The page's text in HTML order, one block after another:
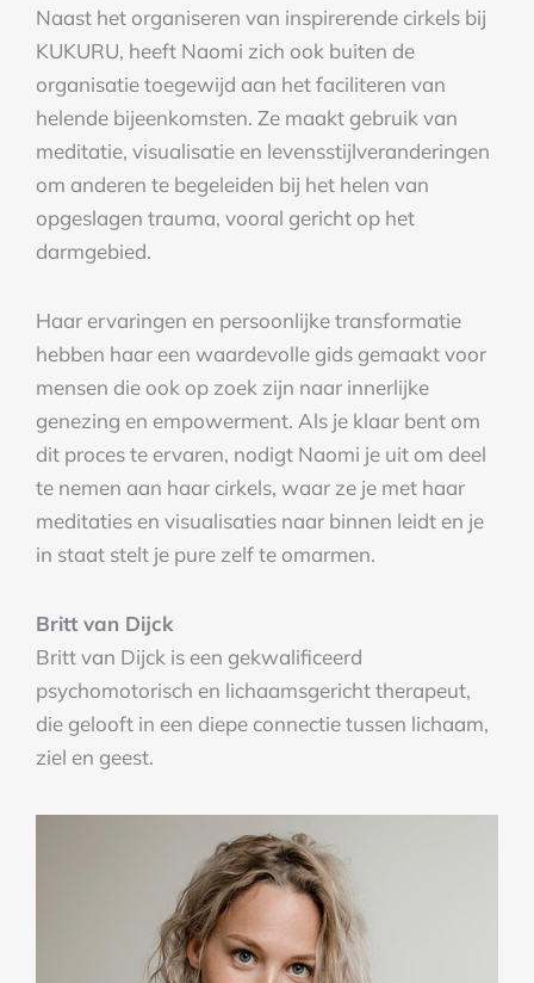
Naast het organiseren van inspirerende cirkels bij
KUKURU, heeft Naomi zich ook buiten de
organisatie toegewijd aan het faciliteren van
helende bijeenkomsten. Ze maakt gebruik van
meditatie, visualisatie en levensstijlveranderingen
om anderen te begeleiden bij het helen van
opgeslagen trauma, vooral gericht op het
darmgebied.
Haar ervaringen en persoonlijke transformatie
hebben haar een waardevolle gids gemaakt voor
mensen die ook op zoek zijn naar innerlijke
genezing en empowerment. Als je klaar bent om
dit proces te ervaren, nodigt Naomi je uit om deel
te nemen aan haar cirkels, waar ze je met haar
meditaties en visualisaties naar binnen leidt en je
in staat stelt je pure zelf te omarmen.
Britt van Dijck
Britt van Dijck is een gekwalificeerd
psychomotorisch en lichaamsgericht therapeut,
die gelooft in een diepe connectie tussen lichaam,
ziel en geest.